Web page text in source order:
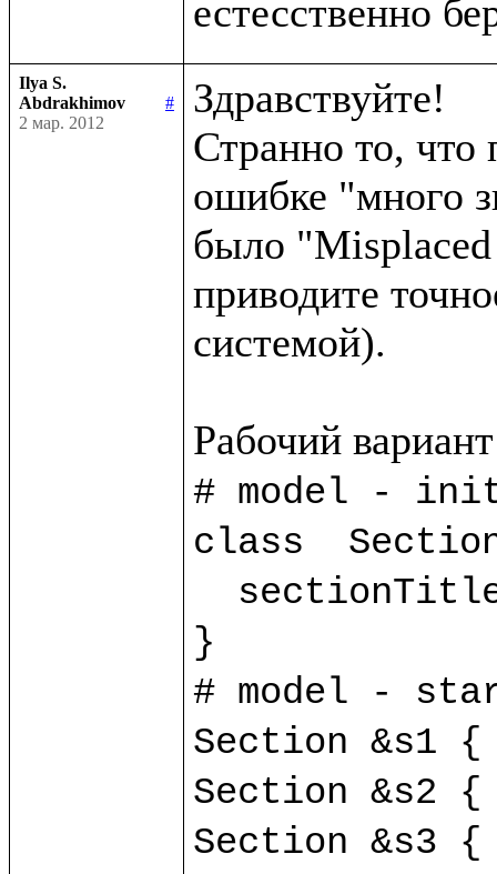
Ilya S.
Abdrakhimov
#
2 мар. 2012
Здравствуйте!
Странно то, что
ошибке "много
было
приводите
системой).
# model -
class
}
# model -
Section
Section
Section